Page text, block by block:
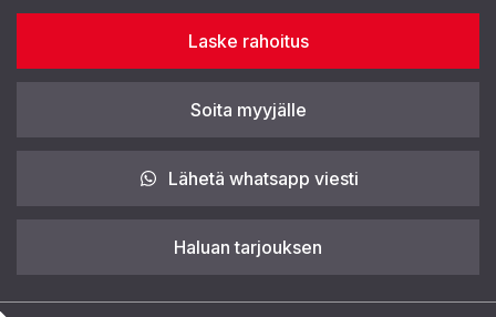
Laske rahoitus
Soita myyjälle
Lähetä whatsapp viesti
Haluan tarjouksen